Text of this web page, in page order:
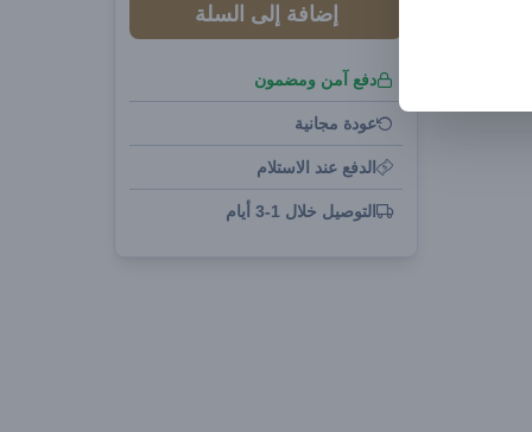
إضافة إلى السلة
دفع آمن ومضمون
عودة مجانية
الدفع عند الاستلام
التوصيل خلال 1-3 أيام